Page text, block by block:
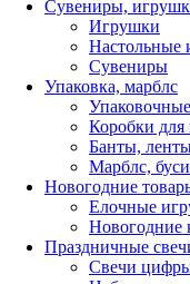
Сувениры,
Игрушки
Настольные
Сувениры
Упаковка, марблс
Коробки
Банты,
Марблс,
Новогодние
Елочные
Новогодние
Праздничные
Свечи